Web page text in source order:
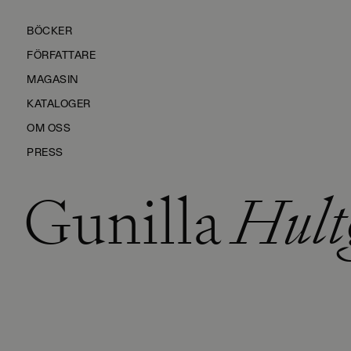
BÖCKER
FÖRFATTARE
MAGASIN
KATALOGER
OM OSS
PRESS
KONTAKTA OSS
HÅLLBARHET
Gunilla